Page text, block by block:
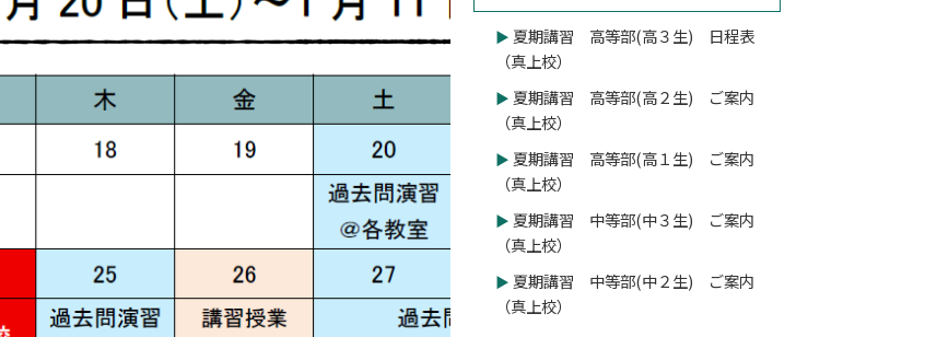
夏期講習 高等部(高３生) 日程表
（真上校）
夏期講習 高等部(高２生) ご案内
（真上校）
夏期講習 高等部(高１生) ご案内
（真上校）
夏期講習 中等部(中３生) ご案内
（真上校）
夏期講習 中等部(中２生) ご案内
（真上校）